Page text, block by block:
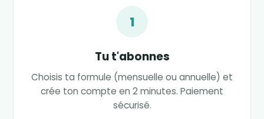
1
Tu t'abonnes
Choisis ta formule (mensuelle ou annuelle) et
crée ton compte en 2 minutes. Paiement
sécurisé.